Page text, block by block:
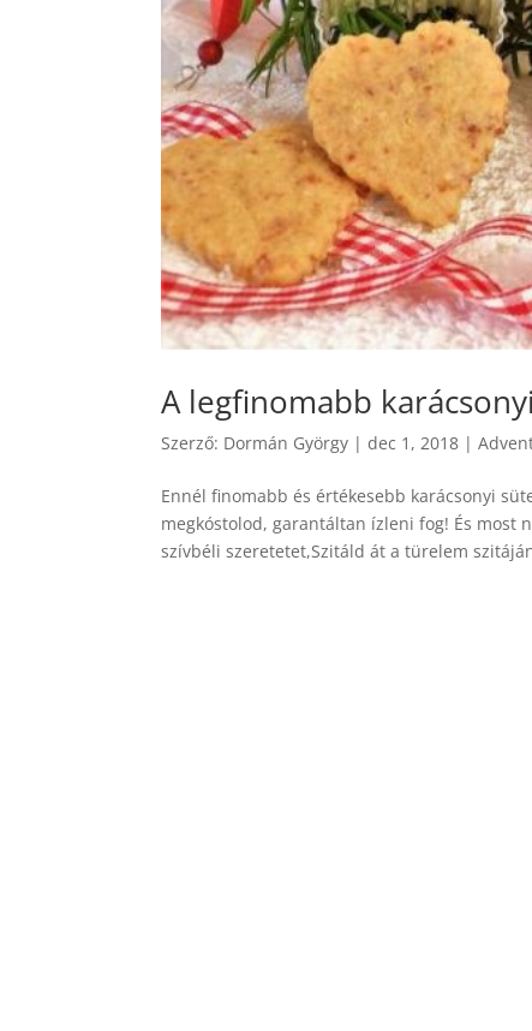
A legfinomabb
Szerző: Dormán György |dec 1, 2018 |
Ennél finomabb és értékesebb karácsonyi
megkóstolod, garantáltan ízleni fog! És most
szívbéli szeretetet,Szitáld át a türelem